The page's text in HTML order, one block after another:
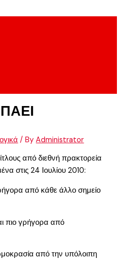
/ ByAdministrator
από διεθνή πρακτορεία
στις 24 Ιουλίου 2010:
από κάθε άλλο σημείο
πιο γρήγορα από
από την υπόλοιπη